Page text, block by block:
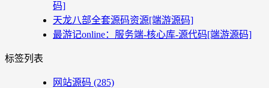
码]
天龙八部全套源码资源[端游源码]
最游记online：服务端-核心库-源代码[端游源码]
标签列表
网站源码 (285)